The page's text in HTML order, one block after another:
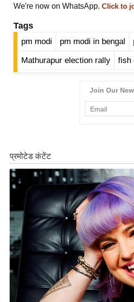
We're now on WhatsApp. Click to
Tags
pm modi pm modi in bengal
Mathurapur election rally fish